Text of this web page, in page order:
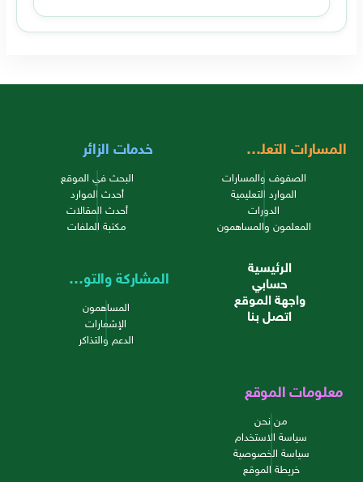
المسارات التعليمية
الصفوف والمسارات
الموارد التعليمية
الدورات
المعلمون والمساهمون
خدمات الزائر
البحث في الموقع
أحدث الموارد
أحدث المقالات
مكتبة الملفات
الرئيسية
حسابي
واجهة الموقع
اتصل بنا
المشاركة والتواصل
المساهمون
الإشعارات
الدعم والتذاكر
معلومات الموقع
من نحن
سياسة الاستخدام
سياسة الخصوصية
خريطة الموقع